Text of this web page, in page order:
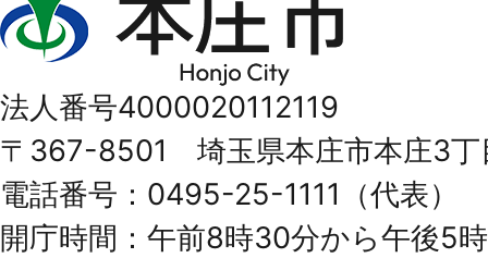
庄
Honjo
City
法人番号4000020112119
〒367-8501 埼玉県本庄市本庄3丁
電話番号：0495-25-1111（代表）
開庁時間：午前8時30分から午後5